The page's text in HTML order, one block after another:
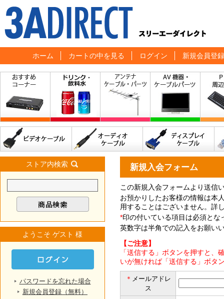
ホーム カートの中を見る ログイン 新規会員登録
新規入会フォーム
この新規入会フォームより送信
お預かりしたお客様の情報は本
用することはございません。詳
*印の付いている項目は必須と
英数字は半角での記入をお願い
【ご注意】
「送信する」ボタンを押すと
いが無ければ「送信する」ボタ
＊ メールアドレ
ス
ストア内検索
ようこそ ゲスト 様
パスワードを忘れた場合
新規会員登録（無料）